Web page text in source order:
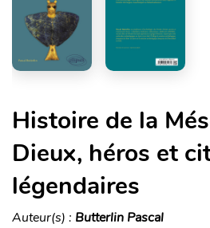
Histoire de la
Dieux, héros et
légendaires
Auteur(s) : Butterlin Pascal